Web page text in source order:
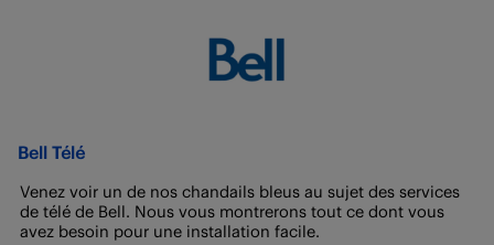
Bell Télé
Venez voir un de nos chandails bleus au sujet des services
de télé de Bell. Nous vous montrerons tout ce dont vous
avez besoin pour une installation facile.